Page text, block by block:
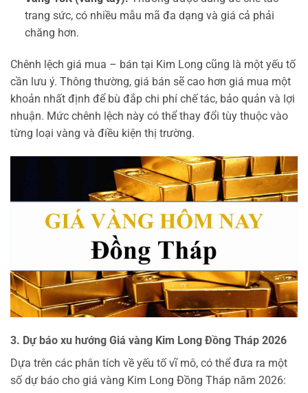
trang sức, có nhiều mẫu mã đa dạng và giá cả phải
chăng hơn.
Chênh lệch giá mua – bán tại Kim Long cũng là một yếu tố
cần lưu ý. Thông thường, giá bán sẽ cao hơn giá mua một
khoản nhất định để bù đắp chi phí chế tác, bảo quản và lợi
nhuận. Mức chênh lệch này có thể thay đổi tùy thuộc vào
từng loại vàng và điều kiện thị trường.
3. Dự báo xu hướng Giá vàng Kim Long Đồng Tháp 2026
Dựa trên các phân tích về yếu tố vĩ mô, có thể đưa ra một
số dự báo cho giá vàng Kim Long Đồng Tháp năm 2026: